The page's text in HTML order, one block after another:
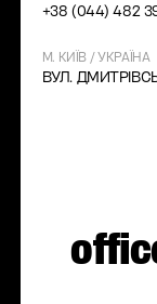
+38 (044) 482
М. КИЇВ / УКРАЇНА
ВУЛ.